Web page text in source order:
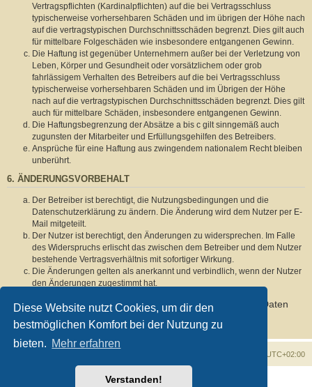
Diese Website nutzt Cookies, um dir den
bestmöglichen Komfort bei der Nutzung zu
bieten. Mehr erfahren
Verstanden!
Vertragspflichten (Kardinalpflichten) auf die bei Vertragsschluss
typischerweise vorhersehbaren Schäden und im übrigen der Höhe nach
auf die vertragstypischen Durchschnittsschäden begrenzt. Dies gilt auch
für mittelbare Folgeschäden wie insbesondere entgangenen Gewinn.
Die Haftung ist gegenüber Unternehmern außer bei der Verletzung von
Leben, Körper und Gesundheit oder vorsätzlichem oder grob
fahrlässigem Verhalten des Betreibers auf die bei Vertragsschluss
typischerweise vorhersehbaren Schäden und im Übrigen der Höhe
nach auf die vertragstypischen Durchschnittsschäden begrenzt. Dies gilt
auch für mittelbare Schäden, insbesondere entgangenen Gewinn.
Die Haftungsbegrenzung der Absätze a bis c gilt sinngemäß auch
zugunsten der Mitarbeiter und Erfüllungsgehilfen des Betreibers.
Ansprüche für eine Haftung aus zwingendem nationalem Recht bleiben
unberührt.
6. ÄNDERUNGSVORBEHALT
Der Betreiber ist berechtigt, die Nutzungsbedingungen und die
Datenschutzerklärung zu ändern. Die Änderung wird dem Nutzer per E-
Mail mitgeteilt.
Der Nutzer ist berechtigt, den Änderungen zu widersprechen. Im Falle
des Widerspruchs erlischt das zwischen dem Betreiber und dem Nutzer
bestehende Vertragsverhältnis mit sofortiger Wirkung.
Die Änderungen gelten als anerkannt und verbindlich, wenn der Nutzer
den Änderungen zugestimmt hat.
Informationen über den Umgang mit deinen persönlichen Daten
sind in der Datenschutzerklärung enthalten.
UTC+02:00
Powered byphpBB® Forum Software © phpBB Limited